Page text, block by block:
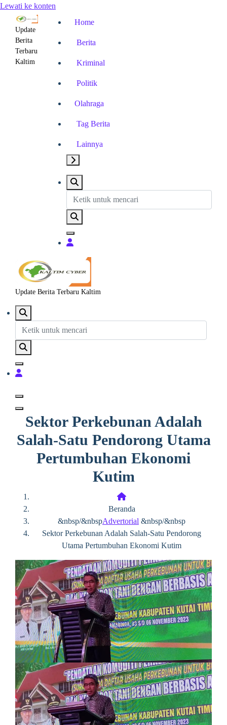
Lewati ke konten
Update
Berita
Terbaru
Kaltim
Home
Berita
Kriminal
Politik
Olahraga
Tag Berita
Lainnya
Update Berita Terbaru Kaltim
Sektor Perkebunan Adalah
Salah-Satu Pendorong Utama
Pertumbuhan Ekonomi
Kutim
Beranda
&nbsp/&nbspAdvertorial &nbsp/&nbsp
Sektor Perkebunan Adalah Salah-Satu Pendorong
Utama Pertumbuhan Ekonomi Kutim